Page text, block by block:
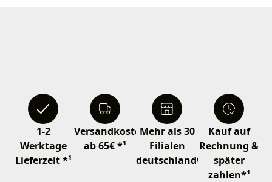
1-2
Werktage
Lieferzeit *¹
Versandkostenfrei
ab 65€ *¹
Mehr als 30
Filialen
deutschlandweit
Kauf auf
Rechnung &
später
zahlen*¹